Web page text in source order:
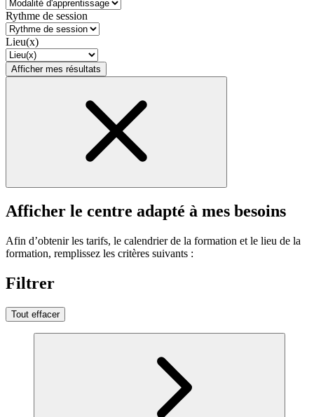
Rythme de session
Lieu(x)
Afficher mes résultats
Afficher le centre adapté à mes besoins
Afin d’obtenir les tarifs, le calendrier de la formation et le lieu de la
formation, remplissez les critères suivants :
Filtrer
Tout effacer